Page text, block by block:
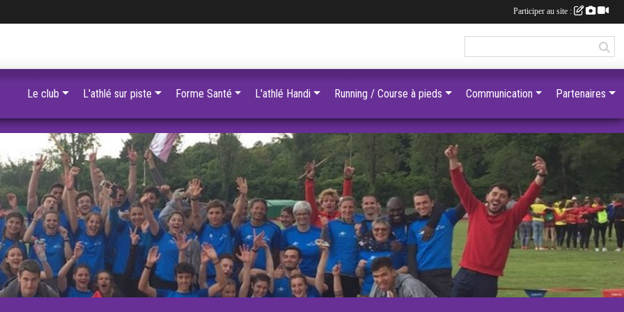
Le club L'athlé sur piste Forme Santé L'athlé Handi Running / Course à pieds Communication Partenaires
Participer au site :